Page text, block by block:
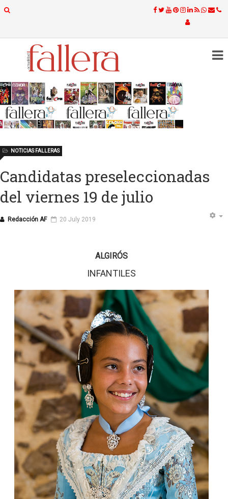
Candidatas preseleccionadas
del viernes 19 de julio
Redacción AF
NOTICIAS FALLERAS
20 July 2019
ALGIRÓS
INFANTILES